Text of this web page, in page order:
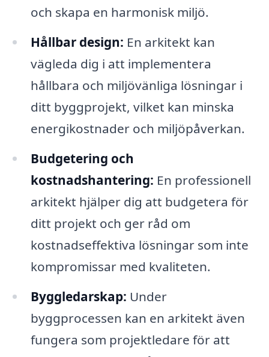
och skapa en harmonisk miljö.
Hållbar design: En arkitekt kan
vägleda dig i att implementera
hållbara och miljövänliga lösningar i
ditt byggprojekt, vilket kan minska
energikostnader och miljöpåverkan.
Budgetering och
kostnadshantering: En professionell
arkitekt hjälper dig att budgetera för
ditt projekt och ger råd om
kostnadseffektiva lösningar som inte
kompromissar med kvaliteten.
Byggledarskap: Under
byggprocessen kan en arkitekt även
fungera som projektledare för att